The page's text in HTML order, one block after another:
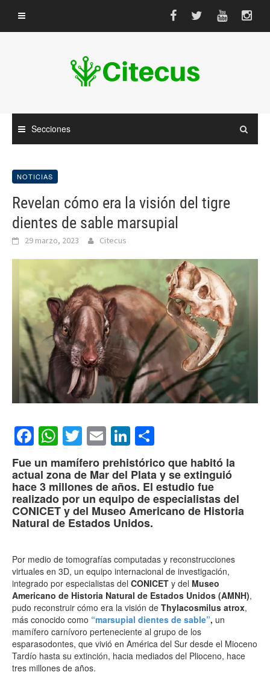
contenido
Secciones
NOTICIAS
Revelan cómo era la visión del tigre
dientes de sable marsupial
29 marzo, 2023 Citecus
Facebook
WhatsApp
Twitter
EmailLinkedIn
Fue un mamífero prehistórico que habitó la
actual zona de Mar del Plata y se extinguió
hace 3 millones de años. El estudio fue
realizado por un equipo de especialistas del
CONICET y del Museo Americano de Historia
Natural de Estados Unidos.
Por medio de tomografías computadas y reconstrucciones
virtuales en 3D, un equipo internacional de investigación,
integrado por especialistas del CONICET y del Museo
Americano de Historia Natural de Estados Unidos (AMNH),
pudo reconstruir cómo era la visión de Thylacosmilus atrox,
más conocido como “marsupial dientes de sable”, un
mamífero carnívoro perteneciente al grupo de los
esparasodontes, que vivió en América del Sur desde el Mioceno
Tardío hasta su extinción, hacia mediados del Plioceno, hace
tres millones de años.